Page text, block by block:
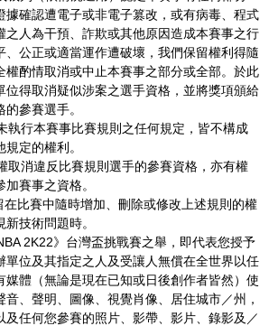
據確認遭電子或非電子篡改，或有病毒、程式
之人為干預、詐欺或其他原因造成本賽事之行
、公正或適當運作遭破壞，我們保留權利得隨
權酌情取消或中止本賽事之部分或全部。於此
位得取消疑似涉案之選手資格，並將獎項頒給
參賽選手。
執行本賽事比賽規則之任何規定，皆不構成
定的權利。
取消違反比賽規則選手的參賽資格，亦有權
賽事之資格。
在比賽中隨時增加、刪除或修改上述規則的權
技術問題時。
2K22》台灣盃挑戰賽之舉，即代表您授予
單位及其指定之人及受讓人無償在全世界以任
媒體（無論是現在已知或日後創作者皆然）使
音、聲明、圖像、視覺肖像、居住城市／州，
及任何您參賽的照片、影帶、影片、錄影及／